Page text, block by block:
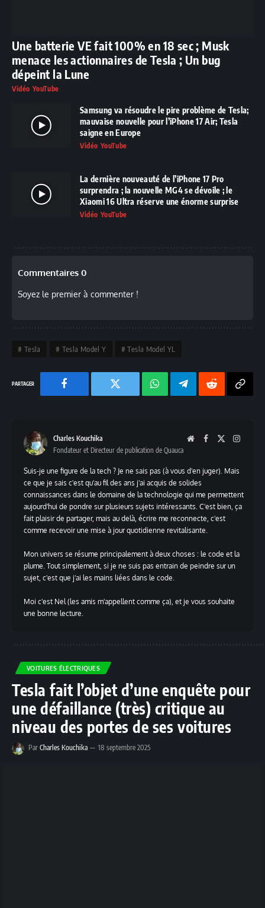
Une batterie VE fait 100% en 18 sec ; Musk
menace les actionnaires de Tesla ; Un bug
dépeint la Lune
Vidéo YouTube
Samsung va résoudre le pire problème de Tesla;
mauvaise nouvelle pour l’iPhone 17 Air; Tesla
saigne en Europe
Vidéo YouTube
La dernière nouveauté de l’iPhone 17 Pro
surprendra ; la nouvelle MG4 se dévoile ; le
Xiaomi 16 Ultra réserve une énorme surprise
Vidéo YouTube
Commentaires 0
Soyez le premier à commenter !
Tesla Tesla Model Y Tesla Model YL
Facebook Twitter
Chaine
TelegramReddit
Charles Kouchika WebsiteFacebook
Fondateur et Directeur de publication de Quauca
Suis-je une figure de la tech ? Je ne sais pas (à vous d'en juger). Mais
ce que je sais c'est qu'au fil des ans j'ai acquis de solides
connaissances dans le domaine de la technologie qui me permettent
aujourd'hui de pondre sur plusieurs sujets intéressants. C'est bien, ça
fait plaisir de partager, mais au delà, écrire me reconnecte, c'est
comme recevoir une mise à jour quotidienne revitalisante.
Mon univers se résume principalement à deux choses : le code et la
plume. Tout simplement, si je ne suis pas entrain de peindre sur un
sujet, c'est que j'ai les mains liées dans le code.
Moi c'est Nel (les amis m'appellent comme ça), et je vous souhaite
une bonne lecture.
VOITURES ÉLECTRIQUES
Tesla fait l’objet d’une enquête pour
une défaillance (très) critique au
niveau des portes de ses voitures
Par Charles Kouchika 18 septembre 2025